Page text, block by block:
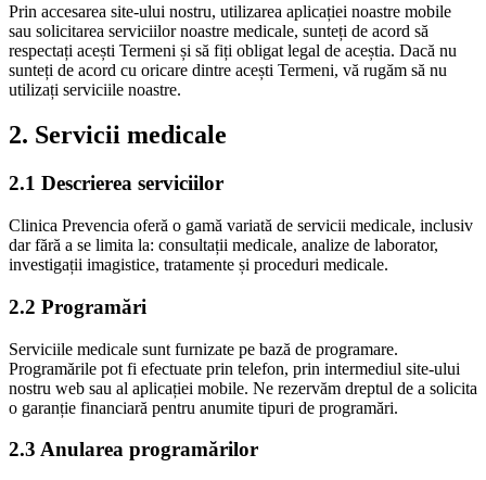
Prin accesarea site-ului nostru, utilizarea aplicației noastre mobile
sau solicitarea serviciilor noastre medicale, sunteți de acord să
respectați acești Termeni și să fiți obligat legal de aceștia. Dacă nu
sunteți de acord cu oricare dintre acești Termeni, vă rugăm să nu
utilizați serviciile noastre.
2. Servicii medicale
2.1 Descrierea serviciilor
Clinica Prevencia oferă o gamă variată de servicii medicale, inclusiv
dar fără a se limita la: consultații medicale, analize de laborator,
investigații imagistice, tratamente și proceduri medicale.
2.2 Programări
Serviciile medicale sunt furnizate pe bază de programare.
Programările pot fi efectuate prin telefon, prin intermediul site-ului
nostru web sau al aplicației mobile. Ne rezervăm dreptul de a solicita
o garanție financiară pentru anumite tipuri de programări.
2.3 Anularea programărilor